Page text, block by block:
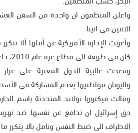
واعلن المنظمون ان واحدة من السفن
الاثنين في اثينا.
وأعربت الإدارة الأمريكية عن أملها ألا
كان في طريقه الى قطاع غزة عام 2010، داعية الى "ضبط النفس".
ونصحت غالبية الدول المعنية على غرار
واليونان مواطنيها بعدم المشاركة في
وقالت فيكتوريا نولاند المتحدثة باسم
حق إسرائيل ان تدافع عن نفسها ضد
الاطراف الى ضبط النفس ونامل بالا يتكرر